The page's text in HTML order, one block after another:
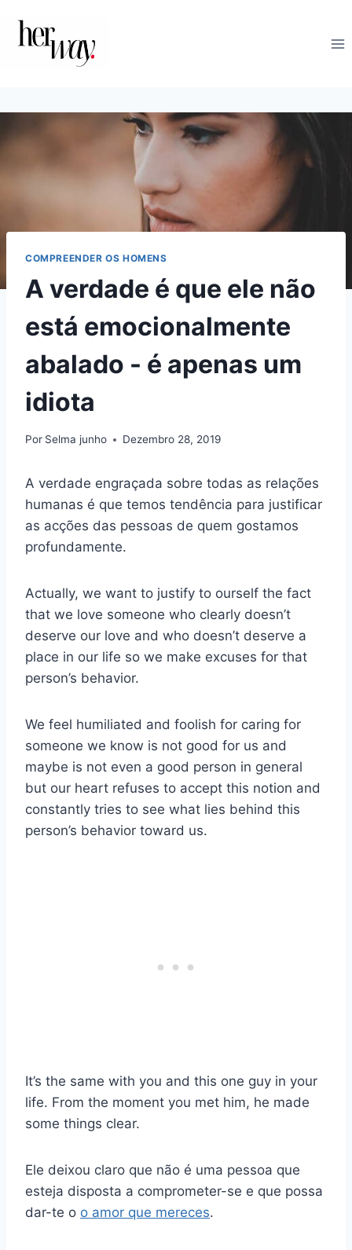
COMPREENDER OS HOMENS
A verdade é que ele não
está emocionalmente
abalado - é apenas um
idiota
Por Selma junho Dezembro 28, 2019
A verdade engraçada sobre todas as relações
humanas é que temos tendência para justificar
as acções das pessoas de quem gostamos
profundamente.
Actually, we want to justify to ourself the fact
that we love someone who clearly doesn’t
deserve our love and who doesn’t deserve a
place in our life so we make excuses for that
person’s behavior.
We feel humiliated and foolish for caring for
someone we know is not good for us and
maybe is not even a good person in general
but our heart refuses to accept this notion and
constantly tries to see what lies behind this
person’s behavior toward us.
It’s the same with you and this one guy in your
life. From the moment you met him, he made
some things clear.
Ele deixou claro que não é uma pessoa que
esteja disposta a comprometer-se e que possa
dar-te o o amor que mereces.